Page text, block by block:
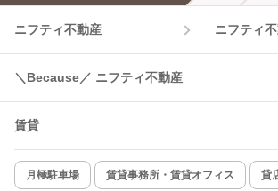
温水洗浄便座 オー
コンロ2口以上
新着のみ イン
ニフティ不動産 ニフティ
＼Because／ ニフティ不動産
賃貸
月極駐車場 賃貸事務所・賃貸オフィス 貸